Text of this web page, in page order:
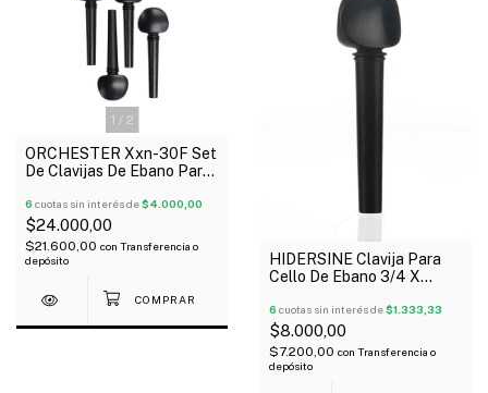
1 / 2
ORCHESTER Xxn-30F Set
De Clavijas De Ebano Para
6 cuotas sin interés de$4.000,00
$24.000,00
$21.600,00 con Transferencia o
depósito
HIDERSINE Clavija Para
Cello De Ebano 3/4 X
6 cuotas sin interés de$1.333,33
$8.000,00
$7.200,00 con Transferencia o
depósito